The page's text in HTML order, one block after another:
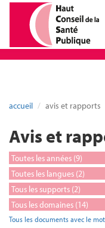
accueil avis et rapports
Avis et
Tous les documents avec le